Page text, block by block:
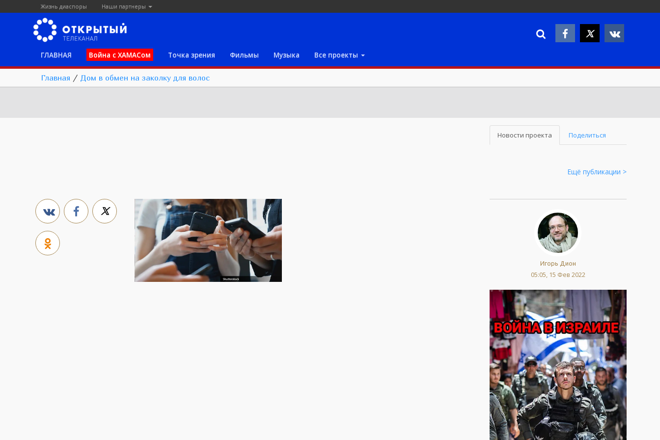
Жизнь диаспоры Наши партнеры
ГЛАВНАЯ Война с ХАМАСом Точка зрения Фильмы Музыка Все проекты
Главная / Дом в обмен на заколку для волос
Новости проекта Поделиться
Ещё публикации >
Игорь Дион
05:05, 15 Фев 2022